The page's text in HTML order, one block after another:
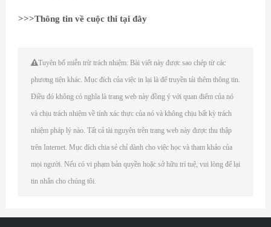
>>>Thông tin về cuộc thi tại đây
Tuyên bố miễn trừ trách nhiệm: Bài viết này được sao chép từ các
phương tiện khác. Mục đích của việc in lại là để truyền tải thêm thông tin.
Điều đó không có nghĩa là trang web này đồng ý với quan điểm của nó
và chịu trách nhiệm về tính xác thực của nó và không chịu bất kỳ trách
nhiệm pháp lý nào. Tất cả tài nguyên trên trang web này được thu thập
trên Internet. Mục đích chia sẻ chỉ dành cho việc học và tham khảo của
mọi người. Nếu có vi phạm bản quyền hoặc sở hữu trí tuệ, vui lòng để lại
tin nhắn cho chúng tôi.